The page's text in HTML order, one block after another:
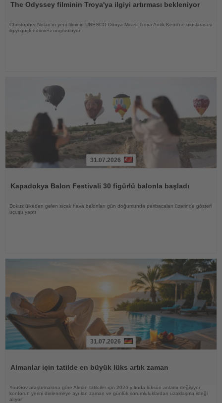
The Odyssey filminin Troya'ya ilgiyi artırması bekleniyor
Christopher Nolan'ın yeni filminin UNESCO Dünya Mirası Troya Antik Kenti'ne uluslararası
ilgiyi güçlendirmesi öngörülüyor
31.07.2026
Kapadokya Balon Festivali 30 figürlü balonla başladı
Dokuz ülkeden gelen sıcak hava balonları gün doğumunda peribacaları üzerinde gösteri
uçuşu yaptı
31.07.2026
Almanlar için tatilde en büyük lüks artık zaman
YouGov araştırmasına göre Alman tatilciler için 2026 yılında lüksün anlamı değişiyor;
konforun yerini dinlenmeye ayrılan zaman ve günlük sorumluluklardan uzaklaşma isteği
alıyor